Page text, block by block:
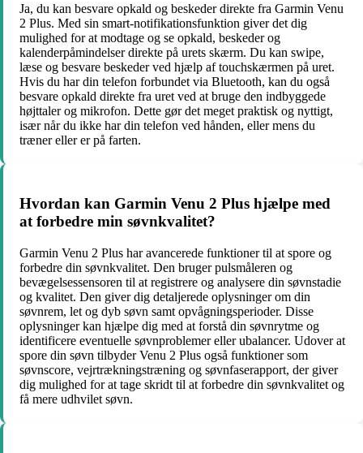
Ja, du kan besvare opkald og beskeder direkte fra Garmin Venu
2 Plus. Med sin smart-notifikationsfunktion giver det dig
mulighed for at modtage og se opkald, beskeder og
kalenderpåmindelser direkte på urets skærm. Du kan swipe,
læse og besvare beskeder ved hjælp af touchskærmen på uret.
Hvis du har din telefon forbundet via Bluetooth, kan du også
besvare opkald direkte fra uret ved at bruge den indbyggede
højttaler og mikrofon. Dette gør det meget praktisk og nyttigt,
især når du ikke har din telefon ved hånden, eller mens du
træner eller er på farten.
Hvordan kan Garmin Venu 2 Plus hjælpe med
at forbedre min søvnkvalitet?
Garmin Venu 2 Plus har avancerede funktioner til at spore og
forbedre din søvnkvalitet. Den bruger pulsmåleren og
bevægelsessensoren til at registrere og analysere din søvnstadie
og kvalitet. Den giver dig detaljerede oplysninger om din
søvnrem, let og dyb søvn samt opvågningsperioder. Disse
oplysninger kan hjælpe dig med at forstå din søvnrytme og
identificere eventuelle søvnproblemer eller ubalancer. Udover at
spore din søvn tilbyder Venu 2 Plus også funktioner som
søvnscore, vejrtrækningstræning og søvnfaserapport, der giver
dig mulighed for at tage skridt til at forbedre din søvnkvalitet og
få mere udhvilet søvn.